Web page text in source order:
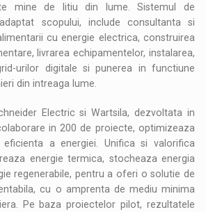
mine de litiu din lume. Sistemul de
scopului, include consultanta si
cu energie electrica, construirea
livrarea echipamentelor, instalarea,
urilor digitale si punerea in functiune
din intreaga lume.
Electric si Wartsila, dezvoltata in
in 200 de proiecte, optimizeaza
eficienta a energiei. Unifica si valorifica
energie termica, stocheaza energia
regenerabile, pentru a oferi o solutie de
cu o amprenta de mediu minima
Pe baza proiectelor pilot, rezultatele